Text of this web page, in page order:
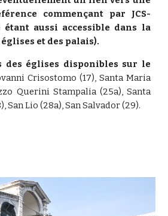
commençant par JCS-
aussi accessible dans la
et des palais).
des églises disponibles sur le
Crisostomo (17), Santa Maria
Querini Stampalia (25a), Santa
San Lio (28a), San Salvador (29).